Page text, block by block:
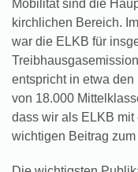
Mobilität sind die
kirchlichen Bereich.
war die ELKB für
entspricht in etwa
von 18.000
dass wir als ELKB
wichtigen Beitrag